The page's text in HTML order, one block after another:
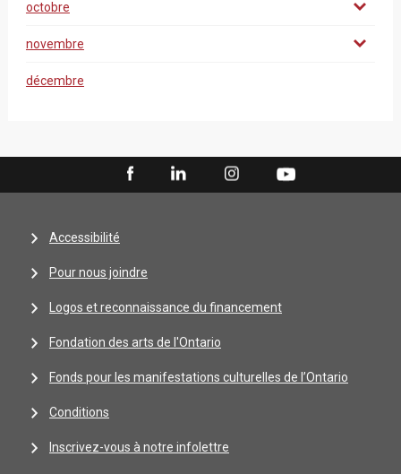
octobre
novembre
décembre
Accessibilité
Pour nous joindre
Logos et reconnaissance du financement
Fondation des arts de l'Ontario
Fonds pour les manifestations culturelles de l’Ontario
Conditions
Inscrivez-vous à notre infolettre